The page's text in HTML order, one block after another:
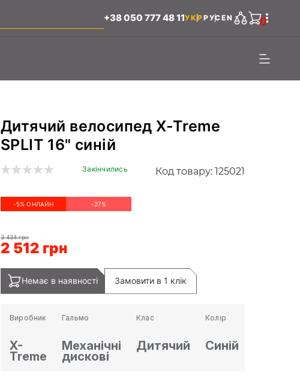
+38 050 777 48 11УКРРУСEN 0
Дитячий велосипед X-Treme
SPLIT 16" синій
Закінчились Код товару: 125021
-5% ОНЛАЙН -27%
3 434 грн
2 512 грн
Немає в наявності Замовити в 1 клік
Виробник
X-
Treme
Гальмо
Механічні
дискові
Клас
Дитячий
Колір
Синій